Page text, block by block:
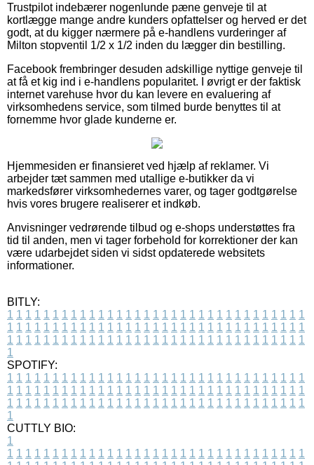
Trustpilot indebærer nogenlunde pæne genveje til at
kortlægge mange andre kunders opfattelser og herved er det
godt, at du kigger nærmere på e-handlens vurderinger af
Milton stopventil 1/2 x 1/2 inden du lægger din bestilling.
Facebook frembringer desuden adskillige nyttige genveje til
at få et kig ind i e-handlens popularitet. I øvrigt er der faktisk
internet varehuse hvor du kan levere en evaluering af
virksomhedens service, som tilmed burde benyttes til at
fornemme hvor glade kunderne er.
Hjemmesiden er finansieret ved hjælp af reklamer. Vi
arbejder tæt sammen med utallige e-butikker da vi
markedsfører virksomhedernes varer, og tager godtgørelse
hvis vores brugere realiserer et indkøb.
Anvisninger vedrørende tilbud og e-shops understøttes fra
tid til anden, men vi tager forbehold for korrektioner der kan
være udarbejdet siden vi sidst opdaterede websitets
informationer.
BITLY:
1 1 1 1 1 1 1 1 1 1 1 1 1 1 1 1 1 1 1 1 1 1 1 1 1 1 1 1 1 1 1 1 1
1 1 1 1 1 1 1 1 1 1 1 1 1 1 1 1 1 1 1 1 1 1 1 1 1 1 1 1 1 1 1 1 1
1 1 1 1 1 1 1 1 1 1 1 1 1 1 1 1 1 1 1 1 1 1 1 1 1 1 1 1 1 1 1 1 1
1
SPOTIFY:
1 1 1 1 1 1 1 1 1 1 1 1 1 1 1 1 1 1 1 1 1 1 1 1 1 1 1 1 1 1 1 1 1
1 1 1 1 1 1 1 1 1 1 1 1 1 1 1 1 1 1 1 1 1 1 1 1 1 1 1 1 1 1 1 1 1
1 1 1 1 1 1 1 1 1 1 1 1 1 1 1 1 1 1 1 1 1 1 1 1 1 1 1 1 1 1 1 1 1
1
CUTTLY BIO:
1
1 1 1 1 1 1 1 1 1 1 1 1 1 1 1 1 1 1 1 1 1 1 1 1 1 1 1 1 1 1 1 1 1